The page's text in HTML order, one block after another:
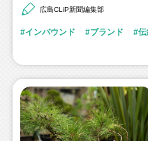
広島CLiP新聞編集部
インバウンド ブランド 伝